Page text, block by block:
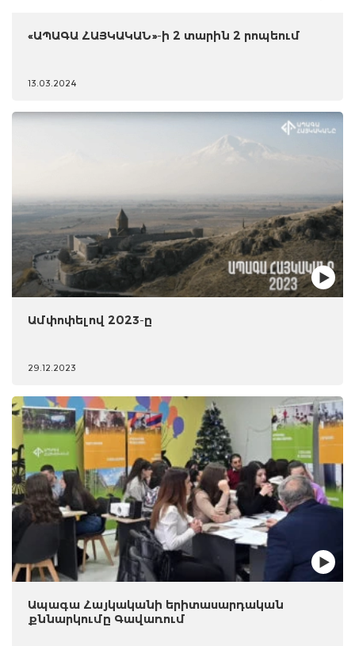
«ԱՊԱԳԱ ՀԱՅԿԱԿԱՆ»-ի 2 տարին 2 րոպեում
13.03.2024
Ամփոփելով 2023-ը
29.12.2023
Ապագա Հայկականի երիտասարդական
քննարկումը Գավառում